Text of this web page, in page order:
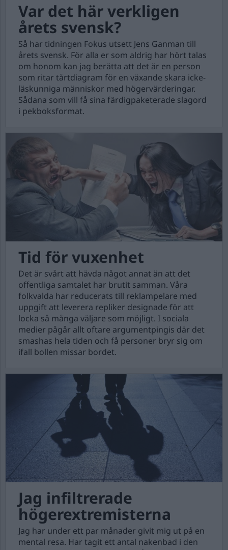
Var det här verkligen
årets svensk?
Så har tidningen Fokus utsett Jens Ganman till
årets svensk. För alla er som aldrig har hört talas
om honom kan jag berätta att det är en person
som ritar tårtdiagram för en växande skara icke-
läskunniga människor med högervärderingar.
Sådana som vill få sina färdigpaketerade slagord
i pekboksformat.
Tid för vuxenhet
Det är svårt att hävda något annat än att det
offentliga samtalet har brutit samman. Våra
folkvalda har reducerats till reklampelare med
uppgift att leverera repliker designade för att
locka så många väljare som möjligt. I sociala
medier pågår allt oftare argumentpingis där det
smashas hela tiden och få personer bryr sig om
ifall bollen missar bordet.
Jag infiltrerade
högerextremisterna
Jag har under ett par månader givit mig ut på en
mental resa. Har tagit ett antal nakenbad i den